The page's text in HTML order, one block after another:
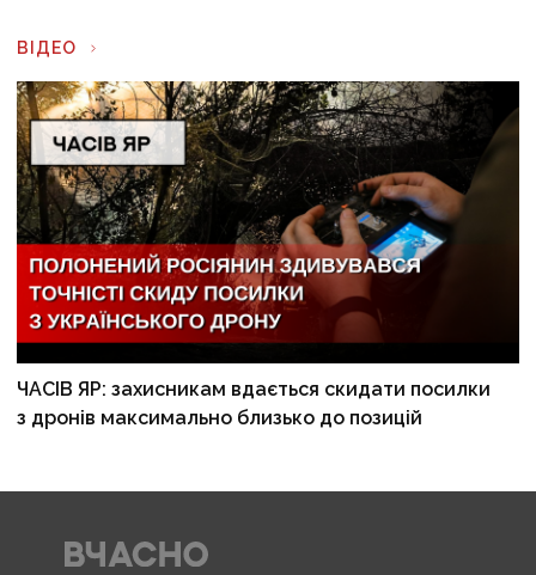
ВІДЕО
ЧАСІВ ЯР: захисникам вдається скидати посилки
з дронів максимально близько до позицій